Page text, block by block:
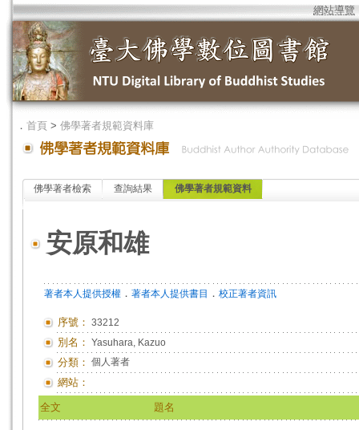
網站導覽
． 首頁 > 佛學著者規範資料庫
佛學著者檢索 查詢結果 佛學著者規範資料
安原和雄
著者本人提供授權 ． 著者本人提供書目 ． 校正著者資訊
序號： 33212
別名： Yasuhara, Kazuo
分類： 個人著者
網站：
全文 題名